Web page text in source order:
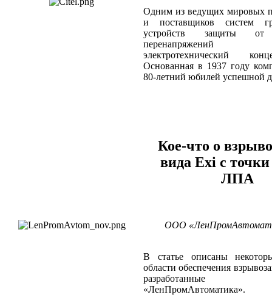
Одним из ведущих мировых
и поставщиков систем
устройств защиты от
перенапряжений
электротехнический
Основанная в 1937 году
80‑летний юбилей успешной
Кое-что о
вида Exi c точки
ЛПА
ООО
В статье описаны
области обеспечения
разработанные
«ЛенПромАвтоматика».